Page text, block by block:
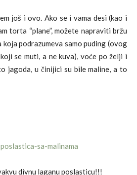
još i ovo. Ako se i vama desi (kao i
torta “plane”, možete napraviti bržu
podrazumeva samo puding (ovog
se muti, a ne kuva), voće po želji i
jagoda, u činijici su bile maline, a to
divnu laganu poslasticu!!!